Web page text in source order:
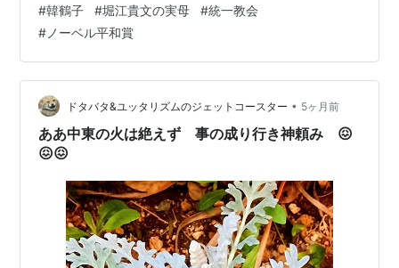
#韓鶴子 #堀江貴文の実母 #統一教会
# ノーベル平和賞
ドタバタ&ユッタリズムのジェットコースター • 5ヶ月前
ああ中東の火は絶えず 事の成り行き神頼み 😖
😖😖